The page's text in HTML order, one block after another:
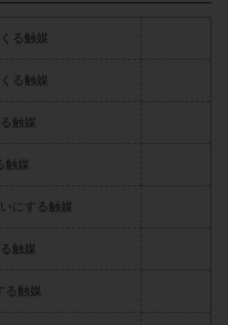
る触媒
る触媒
触媒
触媒
にする触媒
触媒
る触媒